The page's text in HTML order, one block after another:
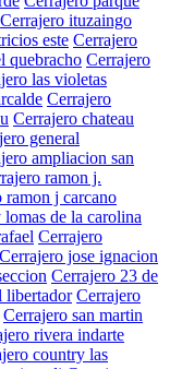
Cerrajero ituzaingo
este Cerrajero
quebracho Cerrajero
las violetas
Cerrajero
Cerrajero chateau
general
ampliacion san
ramon j.
ramon j carcano
de la carolina
Cerrajero
Cerrajero jose ignacion
Cerrajero 23 de
libertador Cerrajero
Cerrajero san martin
rivera indarte
country las